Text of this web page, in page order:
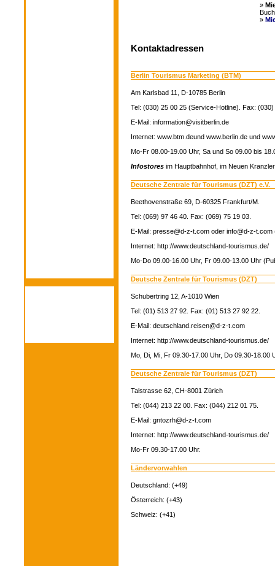
»
»
Kontaktadressen
Berlin Tourismus Marketing (BTM)
Am Karlsbad 11, D-10785 Berlin
Tel: (030) 25 00 25 (Service-Hotline). Fax: (030)
E-Mail: information@visitberlin.de
Internet: www.btm.deund www.berlin.de und
Mo-Fr 08.00-19.00 Uhr, Sa und So 09.00 bis
Infostoresim Hauptbahnhof, im Neuen
Deutsche Zentrale für Tourismus (DZT) e.V.
Beethovenstraße 69, D-60325 Frankfurt/M.
Tel: (069) 97 46 40. Fax: (069) 75 19 03.
E-Mail: presse@d-z-t.com oder info@d-z-
Internet: http://www.deutschland-tourismus.de/
Mo-Do 09.00-16.00 Uhr, Fr 09.00-13.00 Uhr
Deutsche Zentrale für Tourismus (DZT)
Schubertring 12, A-1010 Wien
Tel: (01) 513 27 92. Fax: (01) 513 27 92 22.
E-Mail: deutschland.reisen@d-z-t.com
Internet: http://www.deutschland-tourismus.de/
Mo, Di, Mi, Fr 09.30-17.00 Uhr, Do 09.30-18.00
Deutsche Zentrale für Tourismus (DZT)
Talstrasse 62, CH-8001 Zürich
Tel: (044) 213 22 00. Fax: (044) 212 01 75.
E-Mail: gntozrh@d-z-t.com
Internet: http://www.deutschland-tourismus.de/
Mo-Fr 09.30-17.00 Uhr.
Ländervorwahlen
Deutschland: (+49)
Österreich: (+43)
Schweiz: (+41)